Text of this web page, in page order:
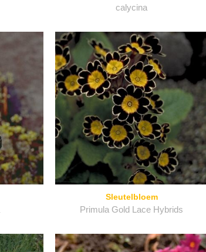
calycina
Sleutelbloem
Primula Gold Lace Hybrids